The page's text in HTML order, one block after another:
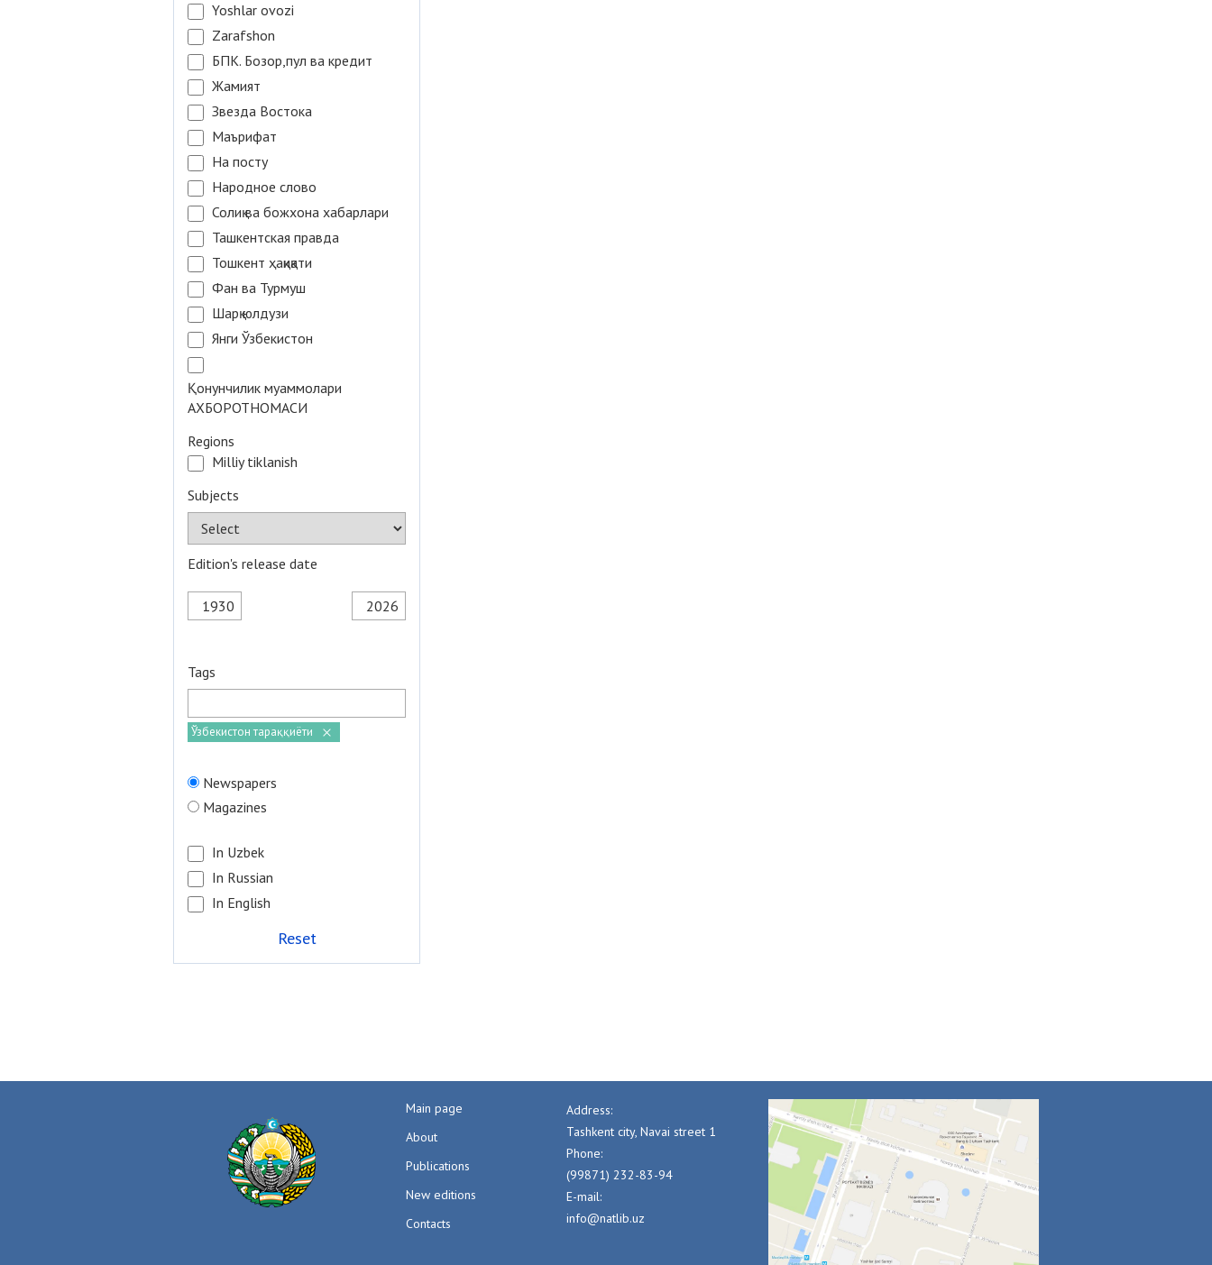
Yoshlar ovozi
Zarafshon
БПК. Бозор,пул ва кредит
Жамият
Звезда Востока
Маърифат
На посту
Народное слово
Солиқ ва божхона хабарлари
Ташкентская правда
Тошкент ҳақиқати
Фан ва Турмуш
Шарқ юлдузи
Янги Ўзбекистон
Қонунчилик муаммолари
АХБОРОТНОМАСИ
Regions
Milliy tiklanish
Subjects
Edition's release date
Tags
Ўзбекистон тараққиёти
Newspapers
Magazines
In Uzbek
In Russian
In English
Reset
Main page
About
Publications
New editions
Contacts
Address:
Tashkent city, Navai street 1
Phone:
(99871) 232-83-94
E-mail:
info@natlib.uz